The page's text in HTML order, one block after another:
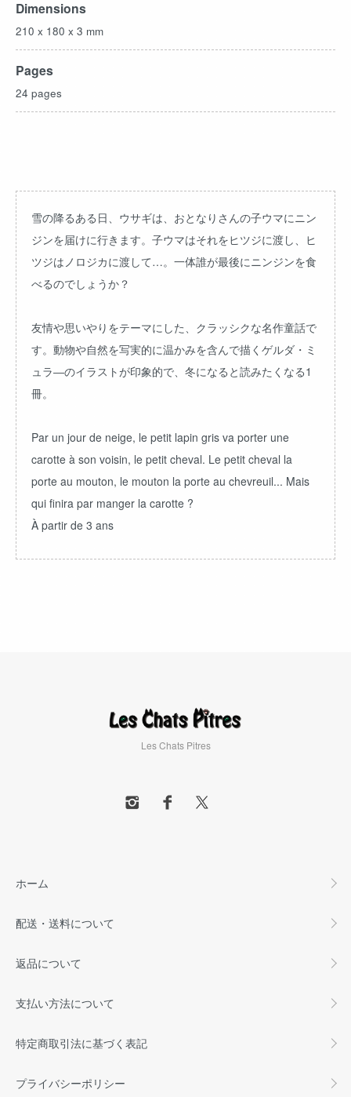
Dimensions
210 x 180 x 3 mm
Pages
24 pages
雪の降るある日、ウサギは、おとなりさんの子ウマにニン
ジンを届けに行きます。子ウマはそれをヒツジに渡し、ヒ
ツジはノロジカに渡して…。一体誰が最後にニンジンを食
べるのでしょうか？
友情や思いやりをテーマにした、クラッシクな名作童話で
す。動物や自然を写実的に温かみを含んで描くゲルダ・ミ
ュラ―のイラストが印象的で、冬になると読みたくなる1
冊。
Par un jour de neige, le petit lapin gris va porter une
carotte à son voisin, le petit cheval. Le petit cheval la
porte au mouton, le mouton la porte au chevreuil... Mais
qui finira par manger la carotte ?
À partir de 3 ans
Les Chats Pitres
ホーム
配送・送料について
返品について
支払い方法について
特定商取引法に基づく表記
プライバシーポリシー